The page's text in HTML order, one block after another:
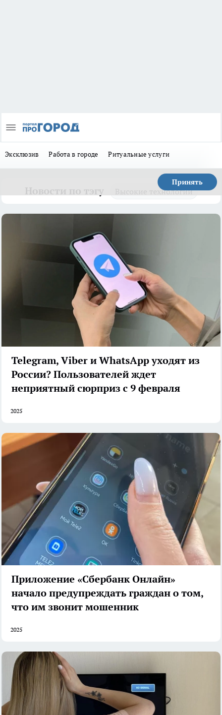
Эксклюзив Работа в городе Ритуальные услуги
Принять
Высокие технологии
Telegram, Viber и WhatsApp уходят из
России? Пользователей ждет
неприятный сюрприз с 9 февраля
2025
Приложение «Сбербанк Онлайн»
начало предупреждать граждан о том,
что им звонит мошенник
2025